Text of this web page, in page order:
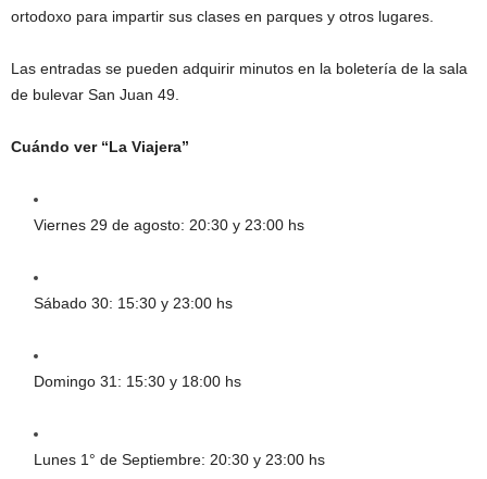
ortodoxo para impartir sus clases en parques y otros lugares.
Las entradas se pueden adquirir minutos en la boletería de la sala
de bulevar San Juan 49.
Cuándo ver “La Viajera”
Viernes 29 de agosto: 20:30 y 23:00 hs
Sábado 30: 15:30 y 23:00 hs
Domingo 31: 15:30 y 18:00 hs
Lunes 1° de Septiembre: 20:30 y 23:00 hs